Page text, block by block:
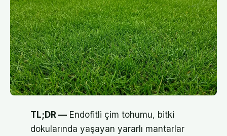
TL;DR — Endofitli çim tohumu, bitki
dokularında yaşayan yararlı mantarlar